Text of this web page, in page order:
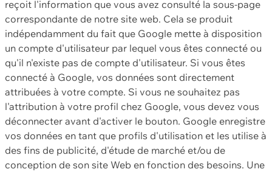
reçoit l'information que vous avez consulté la sous-page
correspondante de notre site web. Cela se produit
indépendamment du fait que Google mette à disposition
un compte d'utilisateur par lequel vous êtes connecté ou
qu'il n'existe pas de compte d'utilisateur. Si vous êtes
connecté à Google, vos données sont directement
attribuées à votre compte. Si vous ne souhaitez pas
l'attribution à votre profil chez Google, vous devez vous
déconnecter avant d'activer le bouton. Google enregistre
vos données en tant que profils d'utilisation et les utilise à
des fins de publicité, d'étude de marché et/ou de
conception de son site Web en fonction des besoins. Une